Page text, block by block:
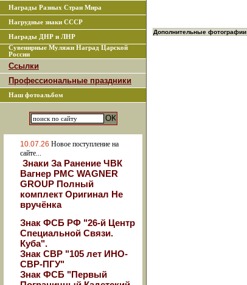
Награды Разных Стран Мира
Нагрудные знаки СССР
Награды ДНР и ЛНР
Сувенирные Муляжи Наград Царской
России
Ссылки
Профессиональные праздники
Наш фотоальбом
10.07.26 Новое поступление на
сайте...
Знаки За Ранение ЧВК
Вагнер РМС WAGNER
GROUP Полный
комплект Оригинал Не
вручёнка
Знак ФСБ РФ "26-й Центр
Специальной Связи.
Куба".
Знак СВР "105 лет ИНО-
СВР-ПГУ"
Знак ФСБ "Первый
Дополнительные фотографии